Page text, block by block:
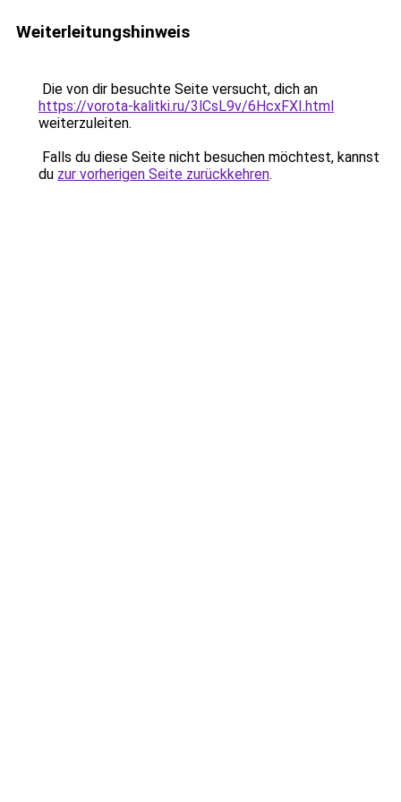
Weiterleitungshinweis
Die von dir besuchte Seite versucht, dich an
https://vorota-kalitki.ru/3lCsL9v/6HcxFXI.html
weiterzuleiten.
Falls du diese Seite nicht besuchen möchtest, kannst
du zur vorherigen Seite zurückkehren.